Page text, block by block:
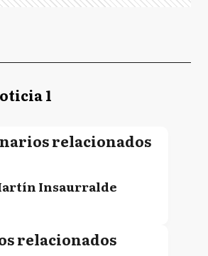
1
relacionados
Insaurralde
relacionados